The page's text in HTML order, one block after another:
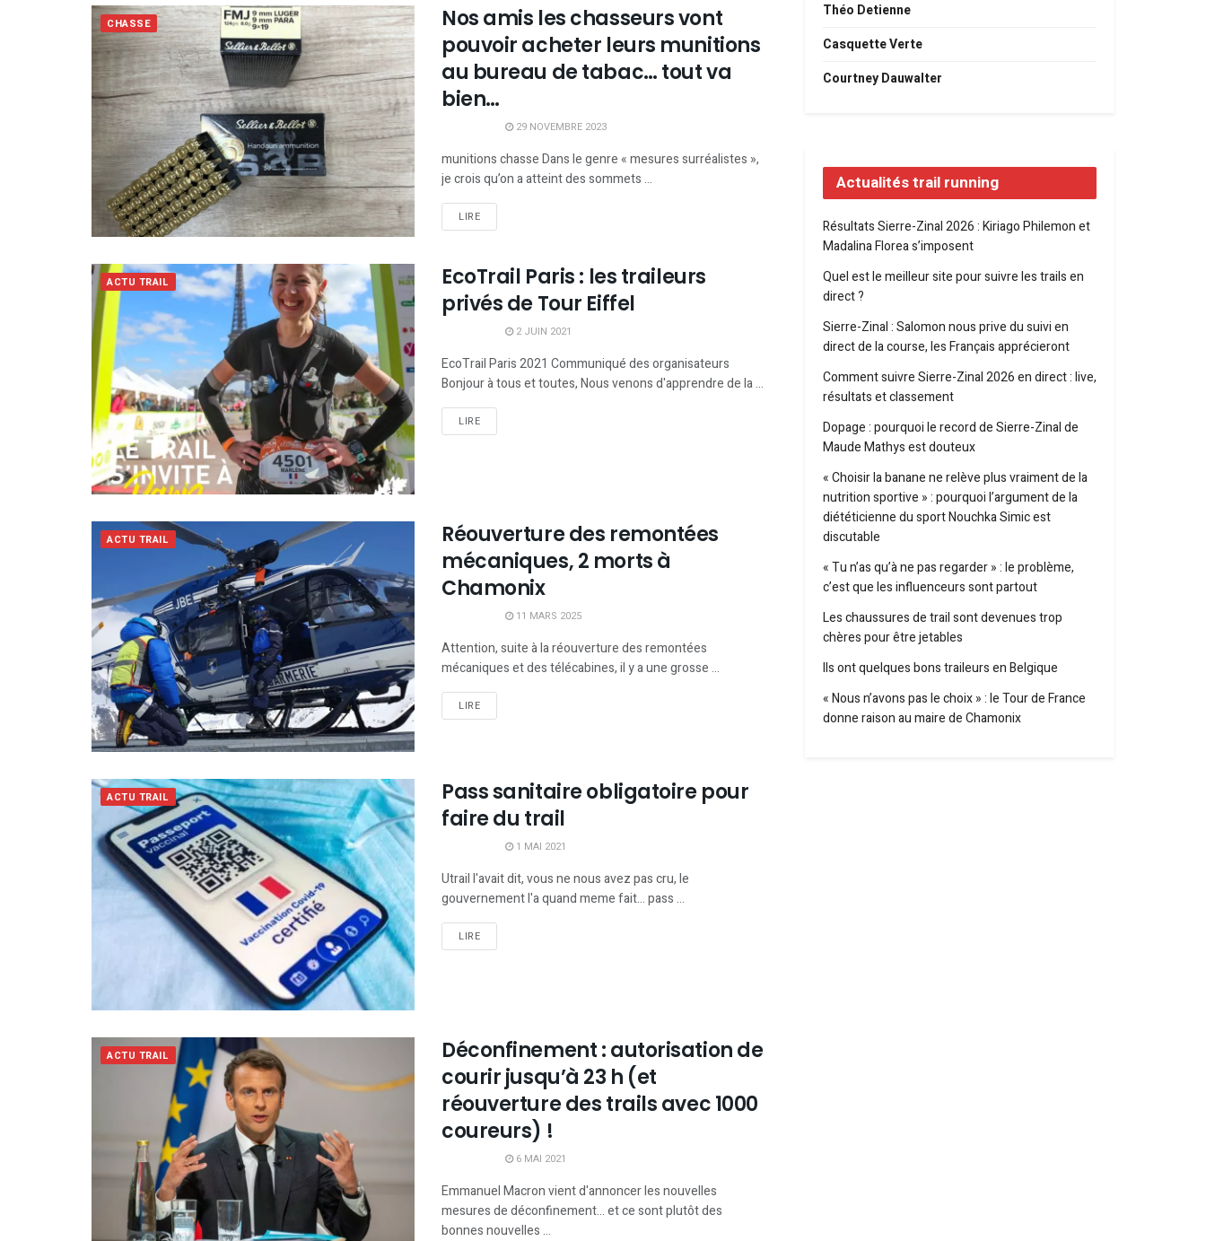
CHASSE
Nos amis les chasseurs vont
pouvoir acheter leurs munitions
au bureau de tabac… tout va
bien…
29 NOVEMBRE 2023
munitions chasse Dans le genre « mesures surréalistes »,
je crois qu’on a atteint des sommets ...
LIRE
ACTU TRAIL
EcoTrail Paris : les traileurs
privés de Tour Eiffel
2 JUIN 2021
EcoTrail Paris 2021 Communiqué des organisateurs
Bonjour à tous et toutes, Nous venons d'apprendre de la ...
LIRE
ACTU TRAIL
Réouverture des remontées
mécaniques, 2 morts à
Chamonix
11 MARS 2025
Attention, suite à la réouverture des remontées
mécaniques et des télécabines, il y a une grosse ...
LIRE
ACTU TRAIL
Pass sanitaire obligatoire pour
faire du trail
1 MAI 2021
Utrail l'avait dit, vous ne nous avez pas cru, le
gouvernement l'a quand meme fait... pass ...
LIRE
ACTU TRAIL
Déconfinement : autorisation de
courir jusqu’à 23 h (et
réouverture des trails avec 1000
coureurs) !
6 MAI 2021
Emmanuel Macron vient d'annoncer les nouvelles
mesures de déconfinement... et ce sont plutôt des
bonnes nouvelles ...
Théo Detienne
Casquette Verte
Courtney Dauwalter
Actualités trail running
Résultats Sierre-Zinal 2026 : Kiriago Philemon et
Madalina Florea s’imposent
Quel est le meilleur site pour suivre les trails en
direct ?
Sierre-Zinal : Salomon nous prive du suivi en
direct de la course, les Français apprécieront
Comment suivre Sierre-Zinal 2026 en direct : live,
résultats et classement
Dopage : pourquoi le record de Sierre-Zinal de
Maude Mathys est douteux
« Choisir la banane ne relève plus vraiment de la
nutrition sportive » : pourquoi l’argument de la
diététicienne du sport Nouchka Simic est
discutable
« Tu n’as qu’à ne pas regarder » : le problème,
c’est que les influenceurs sont partout
Les chaussures de trail sont devenues trop
chères pour être jetables
Ils ont quelques bons traileurs en Belgique
« Nous n’avons pas le choix » : le Tour de France
donne raison au maire de Chamonix